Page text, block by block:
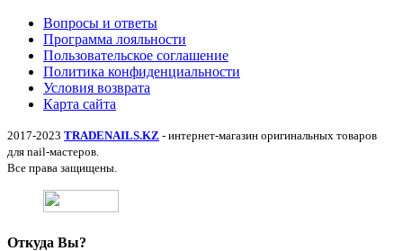
Вопросы и ответы
Программа лояльности
Пользовательское соглашение
Политика конфиденциальности
Условия возврата
Карта сайта
2017-2023 TRADENAILS.KZ - интернет-магазин оригинальных товаров
для nail-мастеров.
Все права защищены.
Откуда Вы?